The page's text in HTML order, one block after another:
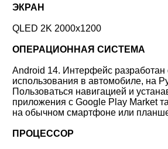
ЭКРАН
QLED 2K 2000x1200
ОПЕРАЦИОННАЯ СИСТЕМА
Android 14. Интерфейс разработан
использования в автомобиле, на
Пользоваться навигацией и
приложения с Google Play Market
на обычном смартфоне или
ПРОЦЕССОР